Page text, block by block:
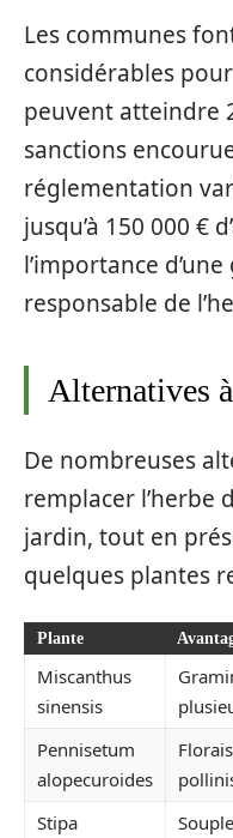
Les communes
considérables
peuvent atteindre
sanctions
réglementation
jusqu’à 150 000 €
l’importance
responsable de
Alternatives
De nombreuses
remplacer l’herbe
jardin, tout en
quelques plantes
Plante
Miscanthus
sinensis
Pennisetum
alopecuroides
Stipa